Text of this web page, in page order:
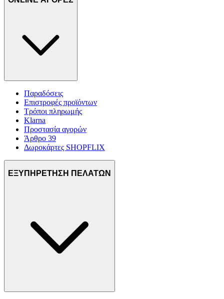
Παραδόσεις
Επιστροφές προϊόντων
Τρόποι πληρωμής
Klarna
Προστασία αγορών
Άρθρο 39
Δωροκάρτες SHOPFLIX
ΕΞΥΠΗΡΕΤΗΣΗ ΠΕΛΑΤΩΝ